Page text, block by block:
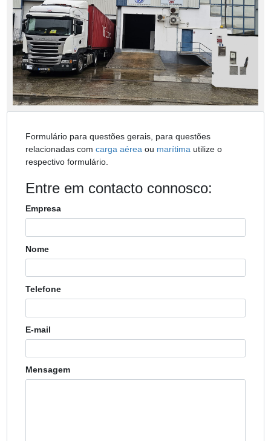
Formulário para questões gerais, para questões
relacionadas comcarga aérea ou marítima utilize o
respectivo formulário.
Entre em contacto connosco:
Empresa
Nome
Telefone
E-mail
Mensagem